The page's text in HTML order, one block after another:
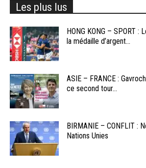
Les plus lus
HONG KONG – SPORT
la médaille d’argent...
ASIE – FRANCE :
ce second tour...
BIRMANIE – CONFLIT :
Nations Unies